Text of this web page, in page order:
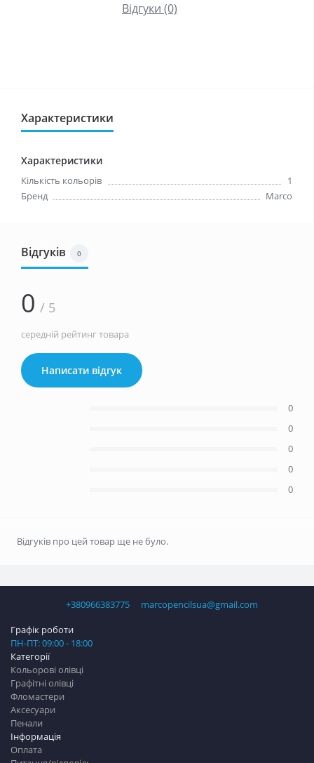
Відгуки (0)
Характеристики
Характеристики
Кількість кольорів
1
Бренд
Marco
Відгуків 0
0 / 5
середній рейтинг товара
Написати відгук
0
0
0
0
0
Відгуків про цей товар ще не було.
+380966383775 marcopencilsua@gmail.com
Категорії
Кольорові олівці
Графітні олівці
Фломастери
Аксесуари
Пенали
Інформація
Оплата
Графік роботи
ПН-ПТ: 09:00 - 18:00